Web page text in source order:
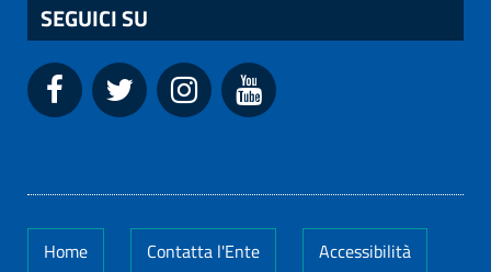
SEGUICI SU
Home Contatta l'Ente Accessibilità